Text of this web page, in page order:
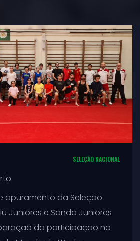
SELEÇÃO NACIONAL
apuramento da Seleção
Juniores e Sanda Juniores
da participação no